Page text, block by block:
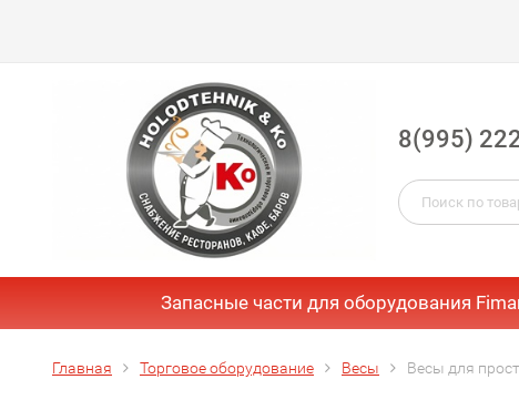
8(995)
Запасные части для оборудования
Главная Торговое оборудование Весы Весы для